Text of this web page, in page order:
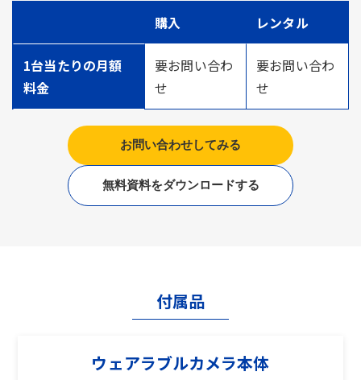
購入 レンタル
1台当たりの月額
料金
要お問い合わ
せ
要お問い合わ
せ
お問い合わせしてみる
無料資料をダウンロードする
付属品
ウェアラブルカメラ本体